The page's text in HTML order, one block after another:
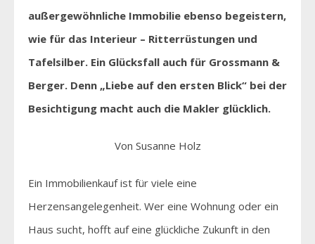
außergewöhnliche Immobilie ebenso begeistern,
wie für das Interieur – Ritterrüstungen und
Tafelsilber. Ein Glücksfall auch für Grossmann &
Berger. Denn „Liebe auf den ersten Blick“ bei der
Besichtigung macht auch die Makler glücklich.
Von Susanne Holz
Ein Immobilienkauf ist für viele eine
Herzensangelegenheit. Wer eine Wohnung oder ein
Haus sucht, hofft auf eine glückliche Zukunft in den